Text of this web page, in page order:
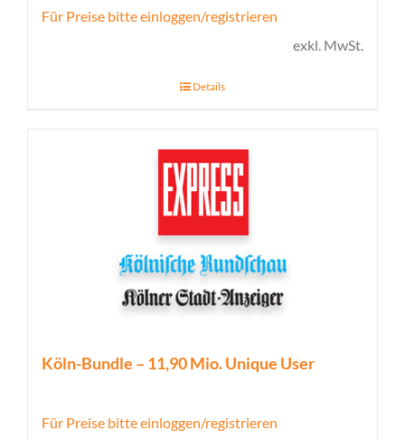
Für Preise bitte einloggen/registrieren
exkl. MwSt.
Details
Köln-Bundle – 11,90 Mio. Unique User
Für Preise bitte einloggen/registrieren